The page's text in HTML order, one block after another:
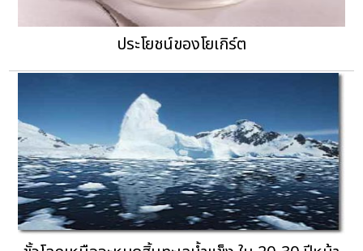
ประโยชน์ของโยเกิร์ต